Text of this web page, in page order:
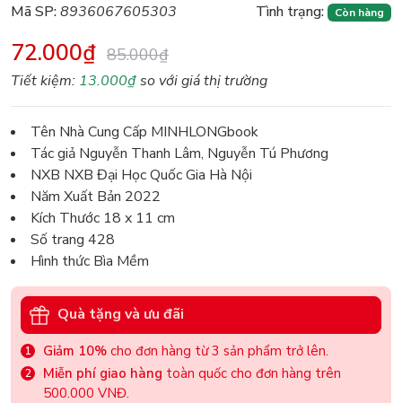
Mã SP:8936067605303 Tình trạng: Còn hàng
72.000₫ 85.000₫
Tiết kiệm: 13.000₫so với giá thị trường
Tên Nhà Cung Cấp MINHLONGbook
Tác giả Nguyễn Thanh Lâm, Nguyễn Tú Phương
NXB NXB Đại Học Quốc Gia Hà Nội
Năm Xuất Bản 2022
Kích Thước 18 x 11 cm
Số trang 428
Hình thức Bìa Mềm
Quà tặng và ưu đãi
Giảm 10% cho đơn hàng từ 3 sản phẩm trở lên.
Miễn phí giao hàng toàn quốc cho đơn hàng trên
500.000 VNĐ.